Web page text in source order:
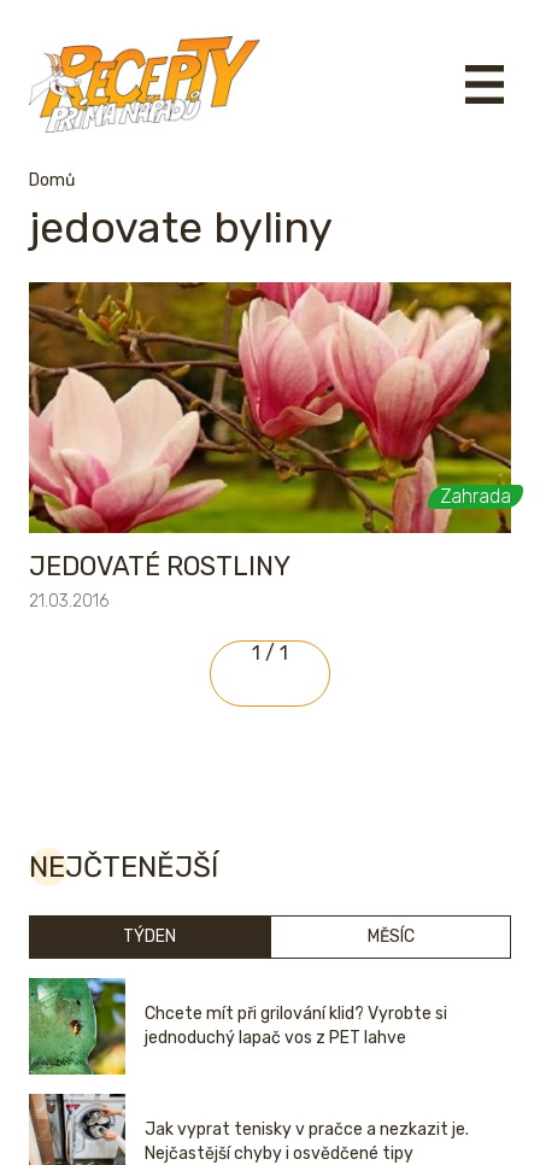
Domů
jedovate byliny
Zahrada
JEDOVATÉ ROSTLINY
21.03.2016
1 / 1
NEJČTENĚJŠÍ
TÝDEN MĚSÍC
Chcete mít při grilování klid? Vyrobte si
jednoduchý lapač vos z PET lahve
Jak vyprat tenisky v pračce a nezkazit je.
Nejčastější chyby i osvědčené tipy